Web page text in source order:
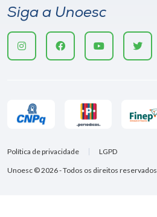
Siga a Unoesc
Unoesc © 2026 - Todos os direitos reservados
Política de privacidade LGPD